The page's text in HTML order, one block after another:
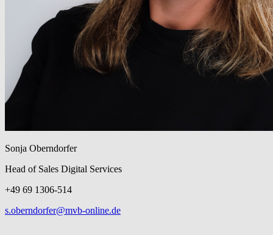
Sonja Oberndorfer
Head of Sales Digital Services
+49 69 1306-514
s.oberndorfer@mvb-online.de